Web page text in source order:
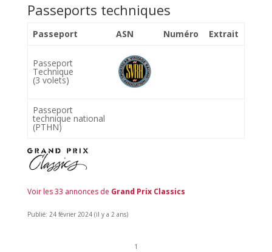
Passeports techniques
Passeport ASN Numéro Extrait
Passeport
Technique
(3 volets)
Passeport
technique national
(PTHN)
Voir les 33 annonces de Grand Prix Classics
Publié: 24 février 2024 (il y a 2 ans)
1